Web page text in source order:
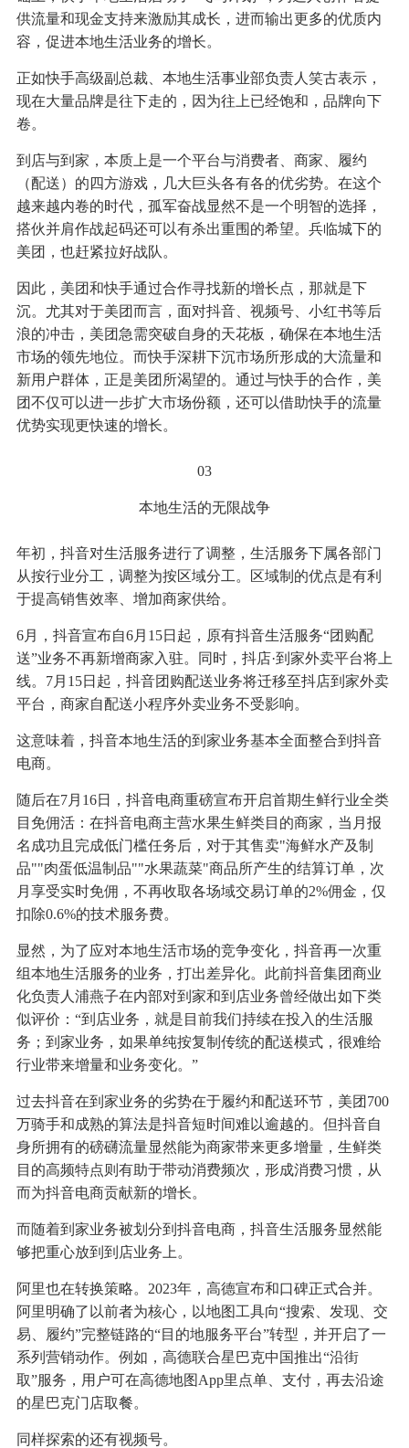
供流量和现金支持来激励其成长，进而输出更多的优质内
容，促进本地生活业务的增长。
正如快手高级副总裁、本地生活事业部负责人笑古表示，
现在大量品牌是往下走的，因为往上已经饱和，品牌向下
卷。
到店与到家，本质上是一个平台与消费者、商家、履约
（配送）的四方游戏，几大巨头各有各的优劣势。在这个
越来越内卷的时代，孤军奋战显然不是一个明智的选择，
搭伙并肩作战起码还可以有杀出重围的希望。兵临城下的
美团，也赶紧拉好战队。
因此，美团和快手通过合作寻找新的增长点，那就是下
沉。尤其对于美团而言，面对抖音、视频号、小红书等后
浪的冲击，美团急需突破自身的天花板，确保在本地生活
市场的领先地位。而快手深耕下沉市场所形成的大流量和
新用户群体，正是美团所渴望的。通过与快手的合作，美
团不仅可以进一步扩大市场份额，还可以借助快手的流量
优势实现更快速的增长。
03
本地生活的无限战争
年初，抖音对生活服务进行了调整，生活服务下属各部门
从按行业分工，调整为按区域分工。区域制的优点是有利
于提高销售效率、增加商家供给。
6月，抖音宣布自6月15日起，原有抖音生活服务“团购配
送”业务不再新增商家入驻。同时，抖店·到家外卖平台将上
线。7月15日起，抖音团购配送业务将迁移至抖店到家外卖
平台，商家自配送小程序外卖业务不受影响。
这意味着，抖音本地生活的到家业务基本全面整合到抖音
电商。
随后在7月16日，抖音电商重磅宣布开启首期生鲜行业全类
目免佣活：在抖音电商主营水果生鲜类目的商家，当月报
名成功且完成低门槛任务后，对于其售卖"海鲜水产及制
品""肉蛋低温制品""水果蔬菜"商品所产生的结算订单，次
月享受实时免佣，不再收取各场域交易订单的2%佣金，仅
扣除0.6%的技术服务费。
显然，为了应对本地生活市场的竞争变化，抖音再一次重
组本地生活服务的业务，打出差异化。此前抖音集团商业
化负责人浦燕子在内部对到家和到店业务曾经做出如下类
似评价：“到店业务，就是目前我们持续在投入的生活服
务；到家业务，如果单纯按复制传统的配送模式，很难给
行业带来增量和业务变化。”
过去抖音在到家业务的劣势在于履约和配送环节，美团700
万骑手和成熟的算法是抖音短时间难以逾越的。但抖音自
身所拥有的磅礴流量显然能为商家带来更多增量，生鲜类
目的高频特点则有助于带动消费频次，形成消费习惯，从
而为抖音电商贡献新的增长。
而随着到家业务被划分到抖音电商，抖音生活服务显然能
够把重心放到到店业务上。
阿里也在转换策略。2023年，高德宣布和口碑正式合并。
阿里明确了以前者为核心，以地图工具向“搜索、发现、交
易、履约”完整链路的“目的地服务平台”转型，并开启了一
系列营销动作。例如，高德联合星巴克中国推出“沿街
取”服务，用户可在高德地图App里点单、支付，再去沿途
的星巴克门店取餐。
同样探索的还有视频号。